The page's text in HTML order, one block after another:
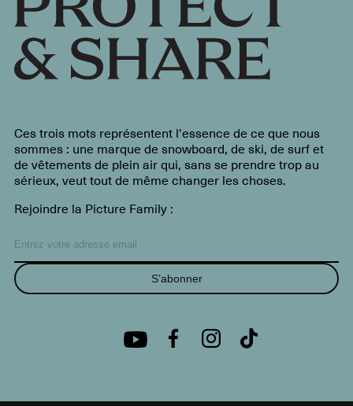
Ces trois mots représentent l'essence de ce que nous
sommes : une marque de snowboard, de ski, de surf et
de vêtements de plein air qui, sans se prendre trop au
sérieux, veut tout de même changer les choses.
Rejoindre la Picture Family :
S’abonner